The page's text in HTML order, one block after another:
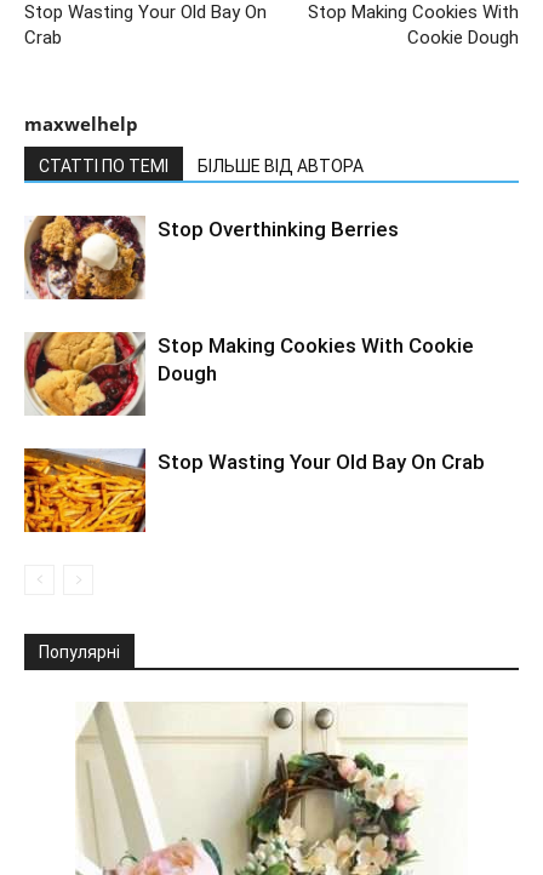
Stop Wasting Your Old Bay On
Crab
Stop Making Cookies With
Cookie Dough
maxwelhelp
СТАТТІ ПО ТЕМІ БІЛЬШЕ ВІД АВТОРА
Stop Overthinking Berries
Stop Making Cookies With Cookie
Dough
Stop Wasting Your Old Bay On Crab
Популярні